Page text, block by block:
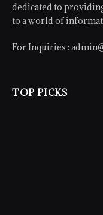
dedicated to
to a world of
For Inquiries :
TOP PICKS